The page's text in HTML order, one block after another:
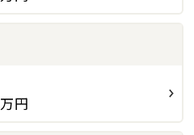
万円